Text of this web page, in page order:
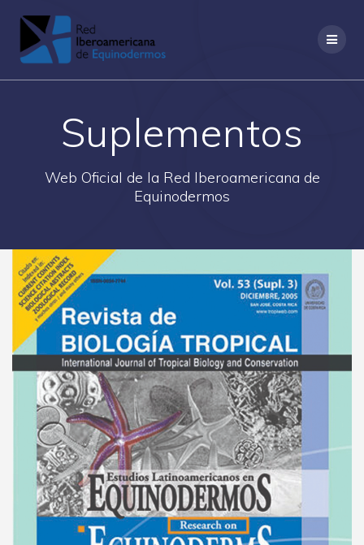
Suplementos
Web Oficial de la Red Iberoamericana de
Equinodermos